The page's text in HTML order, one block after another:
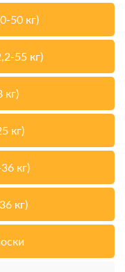
50 кг)
55 кг)
кг)
кг)
кг)
кг)